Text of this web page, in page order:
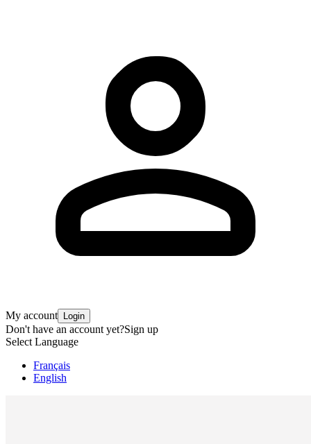
My account Login
Don't have an account yet?Sign up
Select Language
Français
English